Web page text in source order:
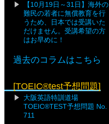
【10月19日～31日】海外の
難民の若者に無償教育を行
うため、日本では受講いた
だけません。受講希望の方
はお早めに！
過去のコラムはこちら
[TOEIC®test予想問題]
大阪英語特訓道場
TOEIC®TEST予想問題 No.
711